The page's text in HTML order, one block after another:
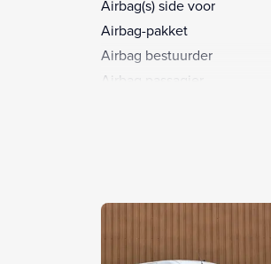
Airbag(s) side voor
Airbag-pakket
Airbag bestuurder
Airbag passagier
Anti doorSlip Regeling
Apple Carplay/Android Auto